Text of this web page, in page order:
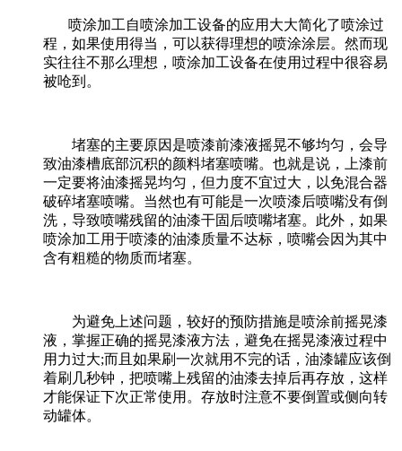
喷涂加工自喷涂加工设备的应用大大简化了喷涂过
程，如果使用得当，可以获得理想的喷涂涂层。然而现
实往往不那么理想，喷涂加工设备在使用过程中很容易
被呛到。
堵塞的主要原因是喷漆前漆液摇晃不够均匀，会导
致油漆槽底部沉积的颜料堵塞喷嘴。也就是说，上漆前
一定要将油漆摇晃均匀，但力度不宜过大，以免混合器
破碎堵塞喷嘴。当然也有可能是一次喷漆后喷嘴没有倒
洗，导致喷嘴残留的油漆干固后喷嘴堵塞。此外，如果
喷涂加工用于喷漆的油漆质量不达标，喷嘴会因为其中
含有粗糙的物质而堵塞。
为避免上述问题，较好的预防措施是喷涂前摇晃漆
液，掌握正确的摇晃漆液方法，避免在摇晃漆液过程中
用力过大;而且如果刷一次就用不完的话，油漆罐应该倒
着刷几秒钟，把喷嘴上残留的油漆去掉后再存放，这样
才能保证下次正常使用。存放时注意不要倒置或侧向转
动罐体。